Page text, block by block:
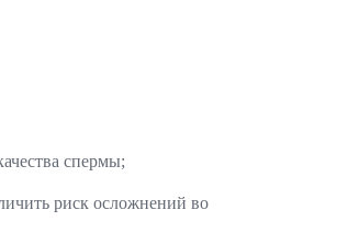
спермы;
риск осложнений во